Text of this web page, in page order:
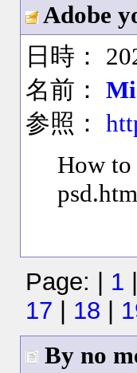
Adobe
日時：
名前：
参照：
How to
Page: | 1
17
18
By no